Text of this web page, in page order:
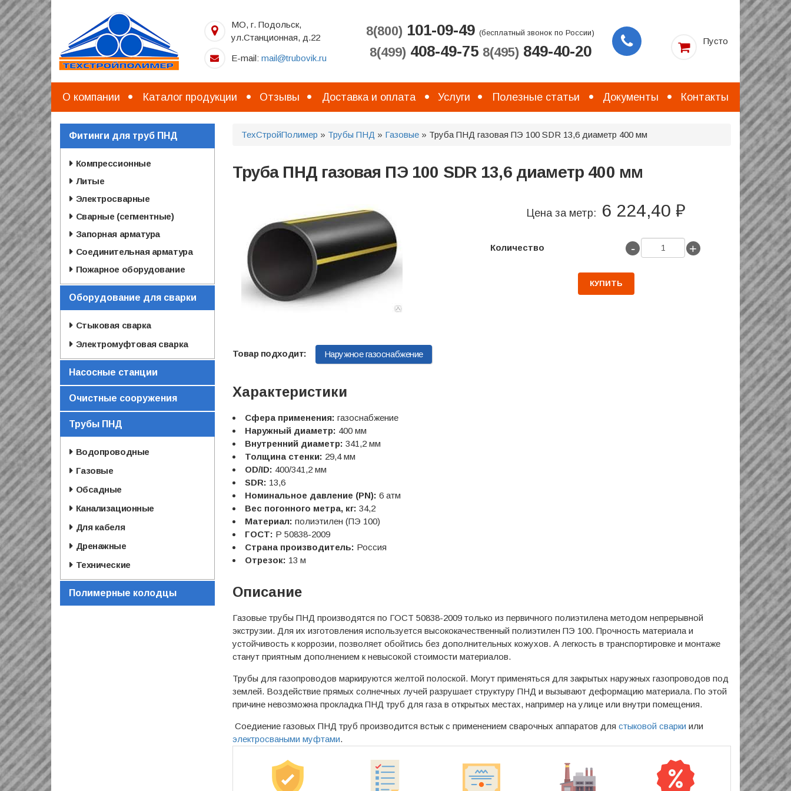
Перейти
к
основному
содержанию
МО, г. Подольск,
ул.Станционная, д.22
E-mail: mail@trubovik.ru
8(800) 101-09-49 (бесплатный звонок по России)
8(499) 408-49-75 8(495) 849-40-20
звонок
Пусто
О компании Каталог продукции Отзывы Доставка и оплата Услуги Полезные статьи Документы Контакты
Фитинги для труб ПНД
Компрессионные
Литые
Электросварные
Сварные (сегментные)
Запорная арматура
Соединительная арматура
Пожарное оборудование
Оборудование для сварки
Стыковая сварка
Электромуфтовая сварка
Насосные станции
Очистные сооружения
Трубы ПНД
Водопроводные
Газовые
Обсадные
Канализационные
Для кабеля
Дренажные
Технические
Полимерные колодцы
ТехСтройПолимер » Трубы ПНД » Газовые» Труба ПНД газовая ПЭ 100 SDR 13,6 диаметр 400 мм
Труба ПНД газовая ПЭ 100 SDR 13,6 диаметр 400 мм
Цена за метр: 6 224,40 ₽
Количество - +
КУПИТЬ
Наружное газоснабжение
Характеристики
Сфера применения: газоснабжение
Наружный диаметр: 400 мм
Внутренний диаметр: 341,2 мм
Толщина стенки: 29,4 мм
OD/ID: 400/341,2 мм
SDR: 13,6
Номинальное давление (PN): 6 атм
Вес погонного метра, кг: 34,2
Материал: полиэтилен (ПЭ 100)
ГОСТ: Р 50838-2009
Страна производитель: Россия
Отрезок: 13 м
Описание
Газовые трубы ПНД производятся по ГОСТ 50838-2009 только из первичного полиэтилена методом непрерывной
экструзии. Для их изготовления используется высококачественный полиэтилен ПЭ 100. Прочность материала и
устойчивость к коррозии, позволяет обойтись без дополнительных кожухов. А легкость в транспортировке и монтаже
станут приятным дополнением к невысокой стоимости материалов.
Трубы для газопроводов маркируются желтой полоской. Могут применяться для закрытых наружных газопроводов под
землей. Воздействие прямых солнечных лучей разрушает структуру ПНД и вызывают деформацию материала. По этой
причине невозможна прокладка ПНД труб для газа в открытых местах, например на улице или внутри помещения.
Соедиение газовых ПНД труб производится встык с применением сварочных аппаратов для стыковой сварки или
электросваными муфтами.